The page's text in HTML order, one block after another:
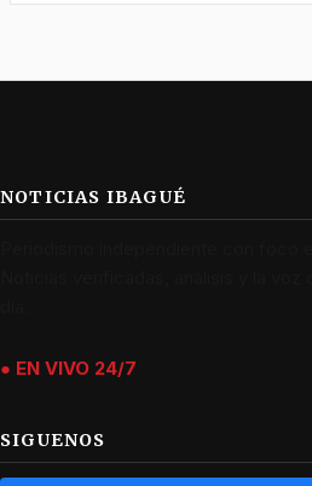
NOTICIAS IBAGUÉ
● EN VIVO 24/7
SIGUENOS